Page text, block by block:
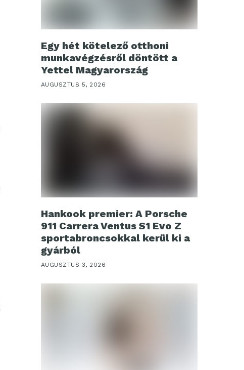
Egy hét kötelező otthoni
munkavégzésről döntött a
Yettel Magyarország
AUGUSZTUS 5, 2026
Hankook premier: A Porsche
911 Carrera Ventus S1 Evo Z
sportabroncsokkal kerül ki a
gyárból
AUGUSZTUS 3, 2026